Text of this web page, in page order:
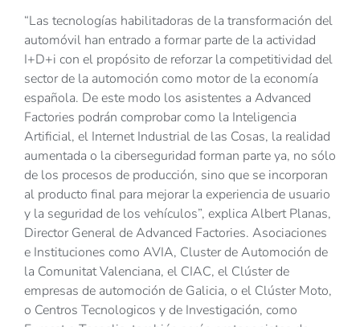
“Las tecnologías habilitadoras de la transformación del
automóvil han entrado a formar parte de la actividad
I+D+i con el propósito de reforzar la competitividad del
sector de la automoción como motor de la economía
española. De este modo los asistentes a Advanced
Factories podrán comprobar como la Inteligencia
Artificial, el Internet Industrial de las Cosas, la realidad
aumentada o la ciberseguridad forman parte ya, no sólo
de los procesos de producción, sino que se incorporan
al producto final para mejorar la experiencia de usuario
y la seguridad de los vehículos”, explica Albert Planas,
Director General de Advanced Factories. Asociaciones
e Instituciones como AVIA, Cluster de Automoción de
la Comunitat Valenciana, el CIAC, el Clúster de
empresas de automoción de Galicia, o el Clúster Moto,
o Centros Tecnologicos y de Investigación, como